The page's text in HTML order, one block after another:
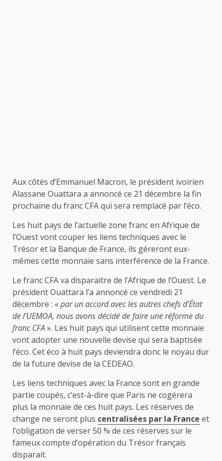
Aux côtés d’Emmanuel Macron, le président ivoirien
Alassane Ouattara a annoncé ce 21 décembre la fin
prochaine du franc CFA qui sera remplacé par l’éco.
Les huit pays de l’actuelle zone franc en Afrique de
l’Ouest vont couper les liens techniques avec le
Trésor et la Banque de France, ils géreront eux-
mêmes cette monnaie sans interférence de la France.
Le franc CFA va disparaitre de l’Afrique de l’Ouest. Le
président Ouattara l’a annoncé ce vendredi 21
décembre : «par un accord avec les autres chefs d’État
de l’UEMOA, nous avons décidé de faire une réforme du
franc CFA ». Les huit pays qui utilisent cette monnaie
vont adopter une nouvelle devise qui sera baptisée
l’éco. Cet éco à huit pays deviendra donc le noyau dur
de la future devise de la CEDEAO.
Les liens techniques avec la France sont en grande
partie coupés, c’est-à-dire que Paris ne cogérera
plus la monnaie de ces huit pays. Les réserves de
change ne seront plus centralisées par la France et
l’obligation de verser 50 % de ces réserves sur le
fameux compte d’opération du Trésor français
disparait.